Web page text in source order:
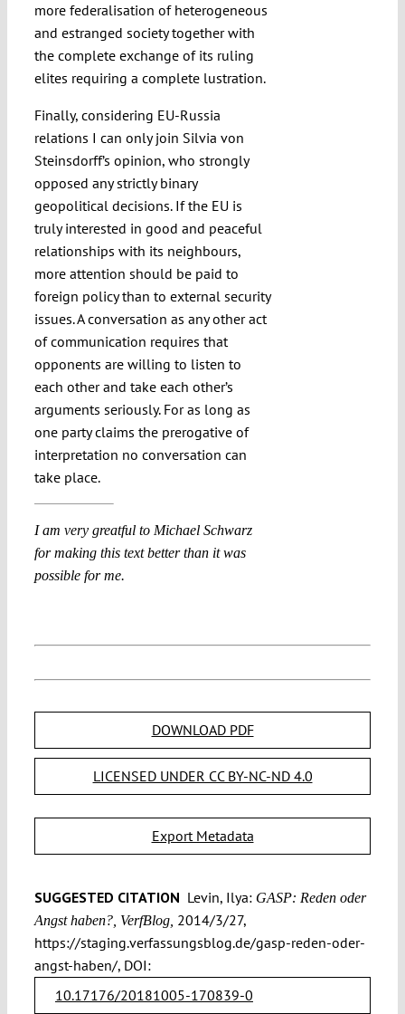
more federalisation of heterogeneous
and estranged society together with
the complete exchange of its ruling
elites requiring a complete lustration.
Finally, considering EU-Russia
relations I can only join Silvia von
Steinsdorff’s opinion, who strongly
opposed any strictly binary
geopolitical decisions. If the EU is
truly interested in good and peaceful
relationships with its neighbours,
more attention should be paid to
foreign policy than to external security
issues. A conversation as any other act
of communication requires that
opponents are willing to listen to
each other and take each other’s
arguments seriously. For as long as
one party claims the prerogative of
interpretation no conversation can
take place.
I am very greatful to Michael Schwarz
for making this text better than it was
possible for me.
DOWNLOAD PDF
LICENSED UNDER CC BY-NC-ND 4.0
Export Metadata
SUGGESTED CITATION Levin, Ilya:GASP: Reden oder
Angst haben?, VerfBlog, 2014/3/27,
https://staging.verfassungsblog.de/gasp-reden-oder-
angst-haben/, DOI:
10.17176/20181005-170839-0